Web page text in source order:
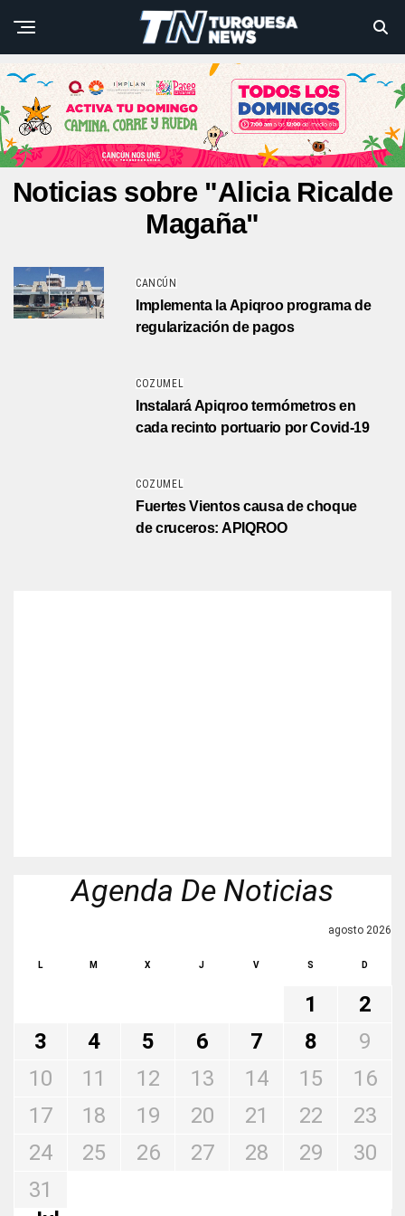
Noticias sobre "Alicia Ricalde
Magaña"
CANCÚN
Implementa la Apiqroo programa de
regularización de pagos
COZUMEL
Instalará Apiqroo termómetros en
cada recinto portuario por Covid-19
COZUMEL
Fuertes Vientos causa de choque
de cruceros: APIQROO
Agenda De Noticias
agosto 2026
L M X J V S D
1
2
3
4 5 6 7 8
9
10
11 12 13 14 15
16
17
18 19 20 21 22
23
24
25 26 27 28 29
30
31